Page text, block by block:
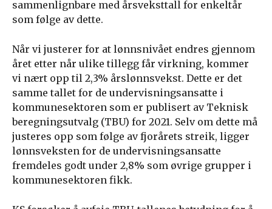
sammenlignbare med årsveksttall for enkeltår
som følge av dette.
Når vi justerer for at lønnsnivået endres gjennom
året etter når ulike tillegg får virkning, kommer
vi nært opp til 2,3% årslønnsvekst. Dette er det
samme tallet for de undervisningsansatte i
kommunesektoren som er publisert av Teknisk
beregningsutvalg (TBU) for 2021. Selv om dette må
justeres opp som følge av fjorårets streik, ligger
lønnsveksten for de undervisningsansatte
fremdeles godt under 2,8% som øvrige grupper i
kommunesektoren fikk.